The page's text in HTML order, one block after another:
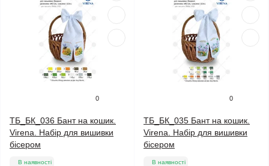
0
ТБ_БК_036 Бант на кошик.
Virena. Набір для вишивки
бісером
В наявності
0
ТБ_БК_035 Бант на кошик.
Virena. Набір для вишивки
бісером
В наявності